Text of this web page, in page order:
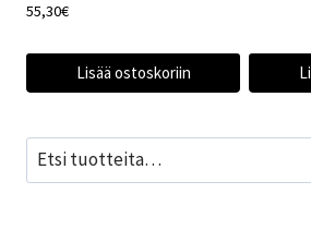
55,30€
Lisää ostoskoriin
Etsi: